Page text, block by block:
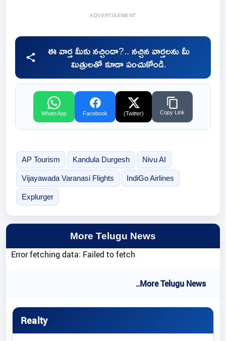
ADVERTISEMENT
ఈ వార్త మీకు నచ్చిందా?.. నచ్చిన వార్తలను మీ
మిత్రులతో కూడా పంచుకోండి.
WhatsApp Facebook (Twitter) Copy Link
AP Tourism Kandula Durgesh Nivu AI
Vijayawada Varanasi Flights IndiGo Airlines
Explurger
More Telugu News
Error fetching data: Failed to fetch
..More Telugu News
Realty